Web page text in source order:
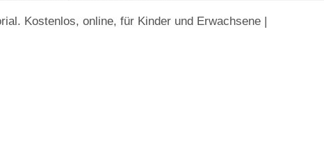
Kostenlos, online, für Kinder und Erwachsene |